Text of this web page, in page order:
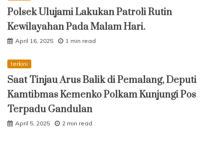
Polsek Ulujami Lakukan Patroli Rutin
Kewilayahan Pada Malam Hari.
April 16, 2025 1 min read
terkini
Saat Tinjau Arus Balik di Pemalang, Deputi
Kamtibmas Kemenko Polkam Kunjungi Pos
Terpadu Gandulan
April 5, 2025 2 min read